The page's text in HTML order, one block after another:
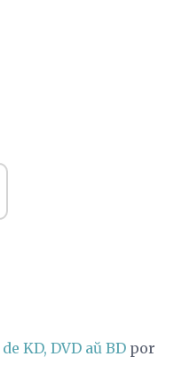
KD, DVD aŭ BD por